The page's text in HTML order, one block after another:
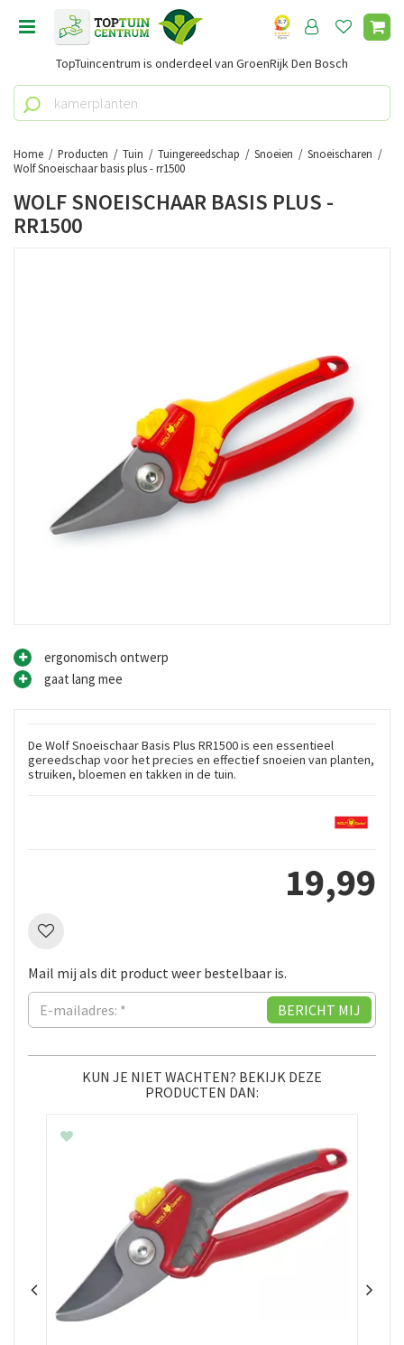
Home Producten Tuin Tuingereedschap Snoeien
Snoeischaren
Wolf Snoeischaar basis plus - rr1500
TopTuincentrum is onderdeel van GroenRijk Den Bosch
WOLF SNOEISCHAAR BASIS PLUS -
RR1500
ergonomisch ontwerp
gaat lang mee
De Wolf Snoeischaar Basis Plus RR1500 is een essentieel
gereedschap voor het precies en effectief snoeien van planten,
struiken, bloemen en takken in de tuin.
19,99
Mail mij als dit product weer bestelbaar is.
KUN JE NIET WACHTEN? BEKIJK DEZE
PRODUCTEN DAN: